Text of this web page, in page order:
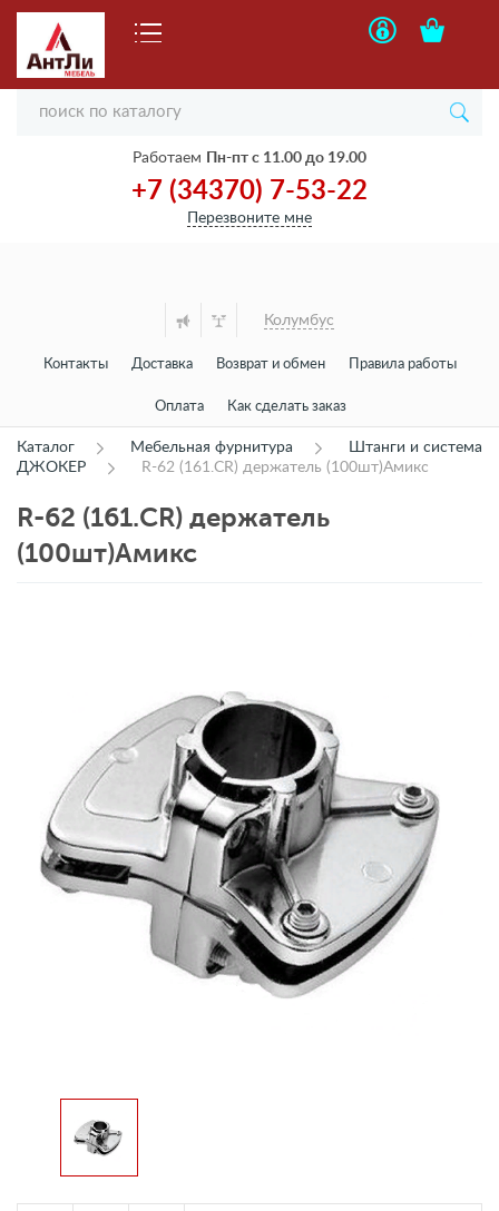
Работаем Пн-пт с 11.00 до 19.00
+7 (34370) 7-53-22
Перезвоните мне
Колумбус
Контакты Доставка Возврат и обмен Правила работы
Оплата Как сделать заказ
Каталог Мебельная фурнитура
Штанги и система
ДЖОКЕР
R-62 (161.CR) держатель (100шт)Амикс
R-62 (161.CR) держатель
(100шт)Амикс